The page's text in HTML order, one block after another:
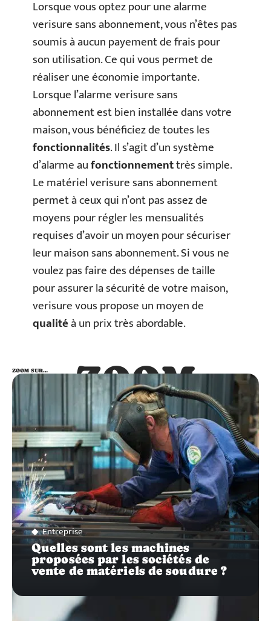
Lorsque vous optez pour une alarme
verisure sans abonnement, vous n’êtes pas
soumis à aucun payement de frais pour
son utilisation. Ce qui vous permet de
réaliser une économie importante.
Lorsque l’alarme verisure sans
abonnement est bien installée dans votre
maison, vous bénéficiez de toutes les
fonctionnalités. Il s’agit d’un système
d’alarme aufonctionnementtrès simple.
Le matériel verisure sans abonnement
permet à ceux qui n’ont pas assez de
moyens pour régler les mensualités
requises d’avoir un moyen pour sécuriser
leur maison sans abonnement. Si vous ne
voulez pas faire des dépenses de taille
pour assurer la sécurité de votre maison,
verisure vous propose un moyen de
qualitéà un prix très abordable.
ZOOM
SUR…
ZOOM SUR…
Entreprise
Quelles sont les machines
proposées par les sociétés de
vente de matériels de soudure ?